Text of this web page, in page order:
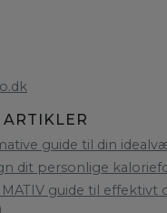
guide til din
dit personlige
guide til effektivt